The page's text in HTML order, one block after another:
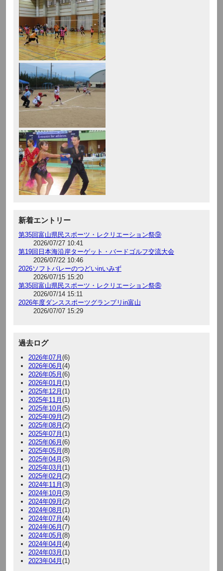
新着エントリー
第35回富山県民スポーツ・レクリエーション祭⑨
2026/07/27 10:41
第19回日本海沿岸ターゲット・バードゴルフ交流大会
2026/07/22 10:46
2026ソフトバレーのつどいinいみず
2026/07/15 15:20
第35回富山県民スポーツ・レクリエーション祭⑧
2026/07/14 15:11
2026年度ダンススポーツグランプリin富山
2026/07/07 15:29
過去ログ
2026年07月 (6)
2026年06月 (4)
2026年05月 (6)
2026年01月 (1)
2025年12月 (1)
2025年11月 (1)
2025年10月 (5)
2025年09月 (2)
2025年08月 (2)
2025年07月 (1)
2025年06月 (6)
2025年05月 (8)
2025年04月 (3)
2025年03月 (1)
2025年02月 (2)
2024年11月 (3)
2024年10月 (3)
2024年09月 (2)
2024年08月 (1)
2024年07月 (4)
2024年06月 (7)
2024年05月 (8)
2024年04月 (4)
2024年03月 (1)
2023年04月 (1)